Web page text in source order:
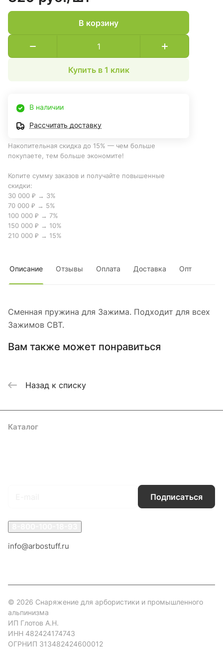
В корзину
Купить в 1 клик
В наличии
Рассчитать доставку
Накопительная скидка до 15% — чем больше
покупаете, тем больше экономите!
Копите сумму заказов и получайте повышенные
скидки:
30 000 ₽ → 3%
70 000 ₽ → 5%
100 000 ₽ → 7%
150 000 ₽ → 10%
210 000 ₽ → 15%
Описание Отзывы Оплата Доставка Опт
Сменная пружина для Зажима. Подходит для всех
Зажимов СВТ.
Вам также может понравиться
Назад к списку
Каталог
Подписаться
info@arbostuff.ru
© 2026 Снаряжение для арбористики и промышленного
альпинизма
ИП Глотов А.Н.
ИНН 482424174743
ОГРНИП 313482424600012